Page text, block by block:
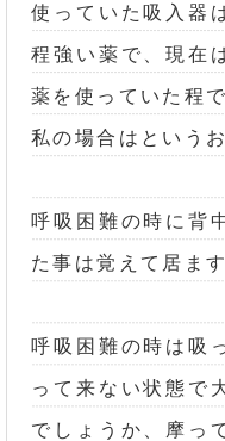
使っていた吸入器
程強い薬で、現在
薬を使っていた程で
私の場合はという
呼吸困難の時に背
た事は覚えて居ます
呼吸困難の時は吸
って来ない状態で
でしょうか、摩っ